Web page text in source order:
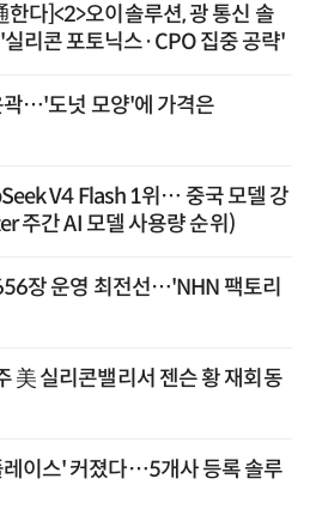
한다]<2>오이솔루션, 광 통신 솔
리콘 포토닉스·CPO 집중 공략'
곽…'도넛 모양'에 가격은
V4 Flash 1위… 중국 모델 강
주간 AI 모델 사용량 순위)
장 운영 최전선…'NHN 팩토리
美 실리콘밸리서 젠슨 황 재회동
레이스' 커졌다…5개사 등록 솔루